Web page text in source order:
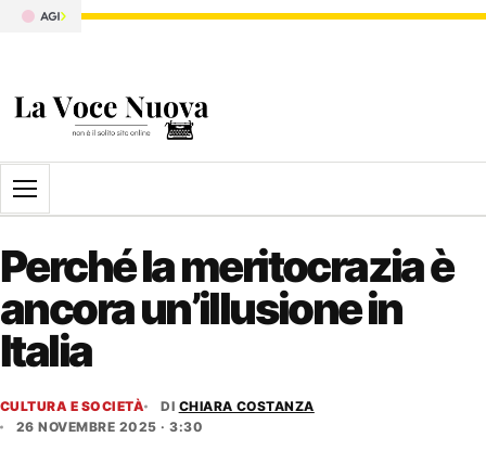
Apri il menu
Perché la meritocrazia è
ancora un’illusione in
Italia
CULTURA E SOCIETÀ DI CHIARA COSTANZA
26 NOVEMBRE 2025 · 3:30